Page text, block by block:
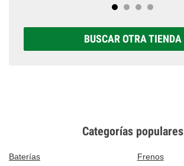
BUSCAR OTRA TIENDA
Categorías populares
Baterías
Frenos